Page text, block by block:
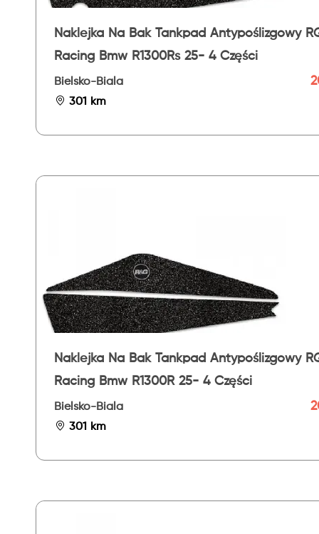
Naklejka Na Bak Tankpad Antypoślizgowy
Racing Bmw R1300Rs 25- 4 Części
Bielsko-Biala
301 km
Naklejka Na Bak Tankpad Antypoślizgowy
Racing Bmw R1300R 25- 4 Części
Bielsko-Biala
301 km